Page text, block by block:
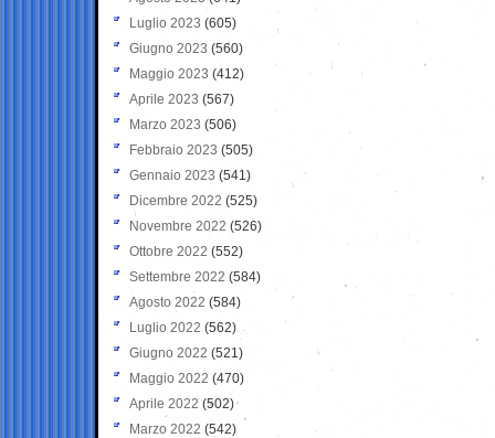
Luglio 2023 (605)
Giugno 2023 (560)
Maggio 2023 (412)
Aprile 2023 (567)
Marzo 2023 (506)
Febbraio 2023 (505)
Gennaio 2023 (541)
Dicembre 2022 (525)
Novembre 2022 (526)
Ottobre 2022 (552)
Settembre 2022 (584)
Agosto 2022 (584)
Luglio 2022 (562)
Giugno 2022 (521)
Maggio 2022 (470)
Aprile 2022 (502)
Marzo 2022 (542)